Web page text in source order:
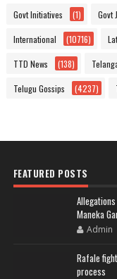
Govt Initiatives (1) Govt
International (10716)
TTD News (138)
Telugu Gossips (4237)
FEATURED POSTS
Maneka
Admin
Rafale
process